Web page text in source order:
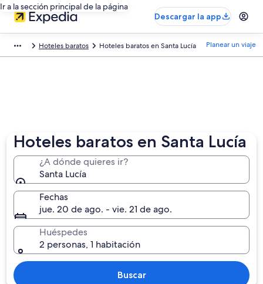
Ir a la sección principal de la página
Descargar la app
Hoteles baratos Hoteles baratos en Santa Lucía Planear un viaje
Hoteles baratos en Santa Lucía
¿A dónde quieres ir?
Santa Lucía
Fechas
jue. 20 de ago. - vie. 21 de ago.
Huéspedes
2 personas, 1 habitación
Buscar